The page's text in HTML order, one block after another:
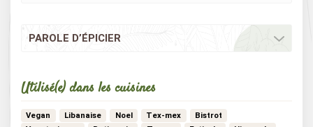
PAROLE D’ÉPICIER
Utilisé(e) dans les cuisines
Vegan Libanaise Noel Tex-mex
Bistrot